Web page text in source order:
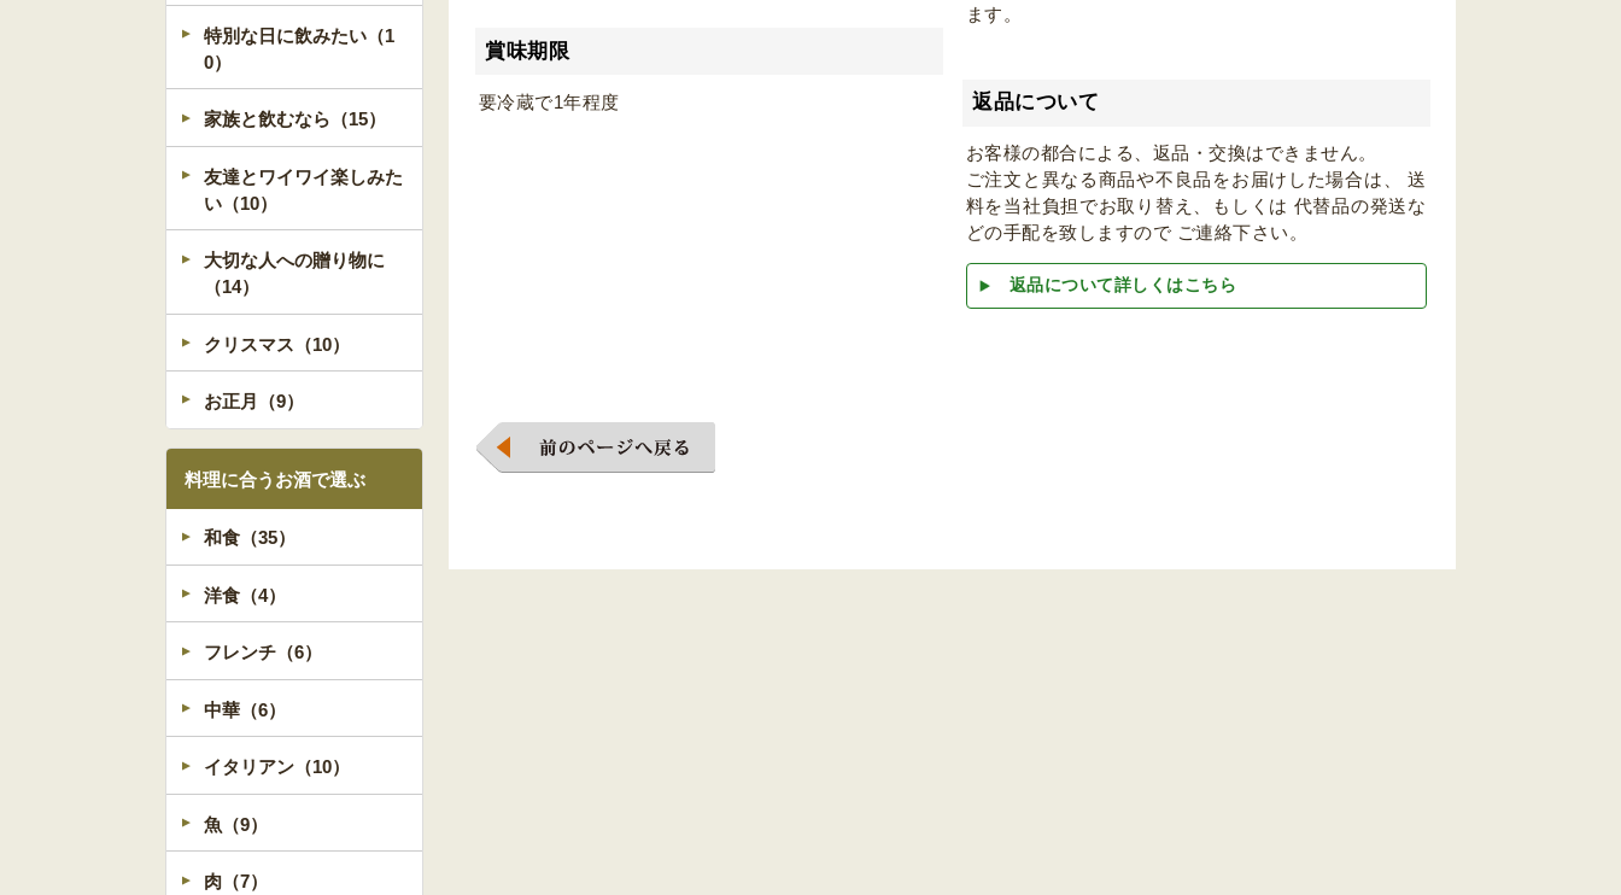
賞味期限
要冷蔵で1年程度
ます。
返品について
お客様の都合による、返品・交換はできません。
ご注文と異なる商品や不良品をお届けした場合は、 送
料を当社負担でお取り替え、もしくは 代替品の発送な
どの手配を致しますので ご連絡下さい。
返品について詳しくはこちら
特別な日に飲みたい（1
0）
家族と飲むなら（15）
友達とワイワイ楽しみた
い（10）
大切な人への贈り物に
（14）
クリスマス（10）
お正月（9）
料理に合うお酒で選ぶ
和食（35）
洋食（4）
フレンチ（6）
中華（6）
イタリアン（10）
魚（9）
肉（7）